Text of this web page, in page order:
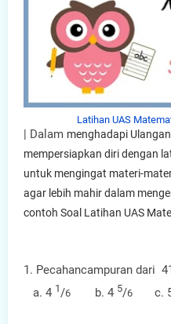
Latihan UAS
| Dalam menghadapi
mempersiapkan diri dengan
untuk mengingat materi-
agar lebih mahir dalam
contoh Soal Latihan UAS
1. Pecahancampuran dari
a. 4 1/6 b. 4 5/6 c.